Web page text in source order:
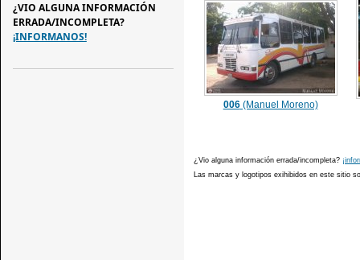
006(Manuel Moreno)
¿Vio alguna información errada/incompleta?
Las marcas y logotipos exihibidos en este sitio
¿VIO ALGUNA INFORMACIÓN
ERRADA/INCOMPLETA?
¡INFORMANOS!